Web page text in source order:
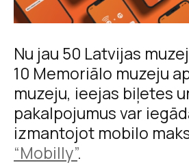
Nu jau 50 Latvijas
10 Memoriālo muzeju
muzeju, ieejas biļetes
pakalpojumus var
izmantojot mobilo
“Mobilly”.